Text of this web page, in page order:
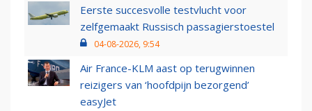
Eerste succesvolle testvlucht voor
zelfgemaakt Russisch passagierstoestel
04-08-2026, 9:54
Air France-KLM aast op terugwinnen
reizigers van ‘hoofdpijn bezorgend’
easyJet